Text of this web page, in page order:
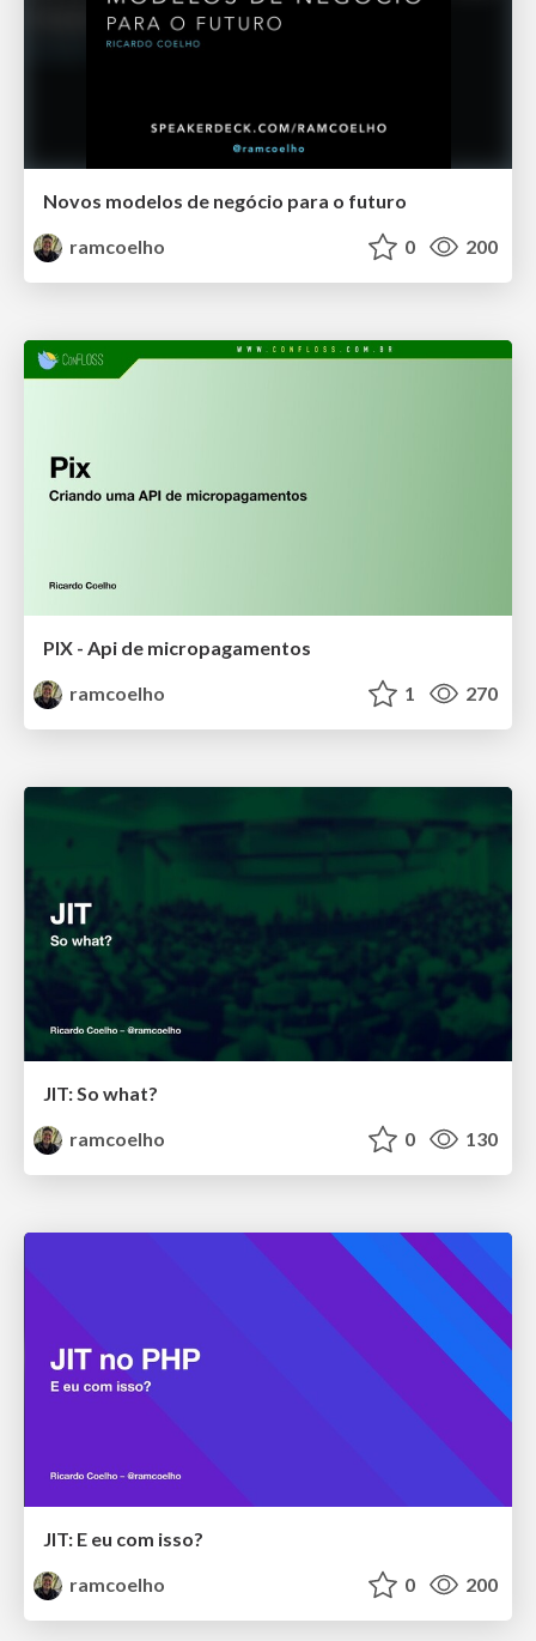
Novos modelos de negócio para o futuro
ramcoelho
0 200
PIX - Api de micropagamentos
ramcoelho
1 270
JIT: So what?
ramcoelho
0 130
JIT: E eu com isso?
ramcoelho
0 200